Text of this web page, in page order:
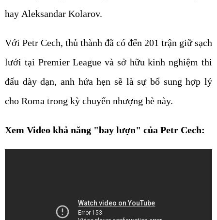
hay Aleksandar Kolarov.
Với Petr Cech, thủ thành đã có đến 201 trận giữ sạch
lưới tại Premier League và sở hữu kinh nghiệm thi
đấu dày dạn, anh hứa hẹn sẽ là sự bổ sung hợp lý
cho Roma trong kỳ chuyển nhượng hè này.
Xem Video khả năng "bay lượn" của Petr Cech: